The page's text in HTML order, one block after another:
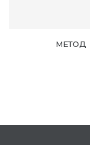
МЕТОД